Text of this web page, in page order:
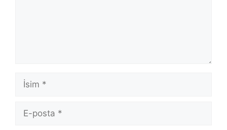
İsim
posta